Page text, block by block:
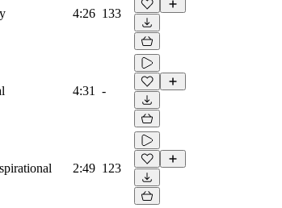
4:26 133
4:31 -
2:49 123